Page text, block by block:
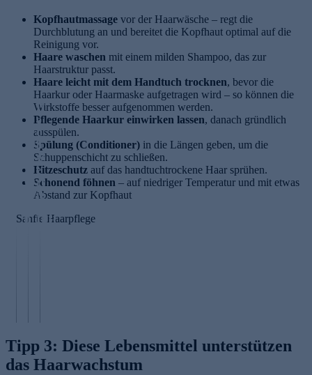
Kopfhautmassage vor der Haarwäsche – regt die
Durchblutung an und bereitet die Kopfhaut optimal auf die
Reinigung vor.
Haare waschen mit einem milden Shampoo, das zur
Haarstruktur passt.
Haare leicht mit dem Handtuch trocknen, bevor die
Haarkur oder Haarmaske aufgetragen wird – so können die
Wirkstoffe besser aufgenommen werden.
Pflegende Haarkur einwirken lassen, danach gründlich
ausspülen.
Spülung (Conditioner) in die Längen geben, um die
Schuppenschicht zu schließen.
Hitzeschutz auf das handtuchtrockene Haar sprühen.
Schonend föhnen – auf niedriger Temperatur und mit etwas
Abstand zur Kopfhaut
Sanfte Haarpflege
Di
ri
ch
n
H
o
c
h
w
e
rt
ig
H H
Tipp 3: Diese Lebensmittel unterstützen
das Haarwachstum